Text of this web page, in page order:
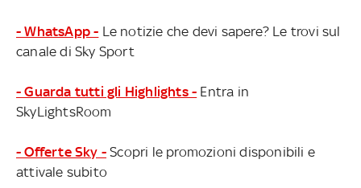
- WhatsApp - Le notizie che devi sapere? Le trovi sul
canale di Sky Sport
- Guarda tutti gli Highlights - Entra in
SkyLightsRoom
- Offerte Sky - Scopri le promozioni disponibili e
attivale subito